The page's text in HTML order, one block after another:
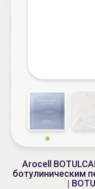
Arocell
ботулиническим
|